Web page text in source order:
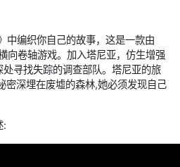
中编织你自己的故事，这是一款由
卷轴游戏。加入塔尼亚，仿生增强
寻找失踪的调查部队。塔尼亚的旅
密深埋在废墟的森林,她必须发现自己
: